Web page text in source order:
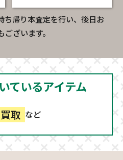
帰り本査定を行い、後日お
ざいます。
ているアイテム
取 など